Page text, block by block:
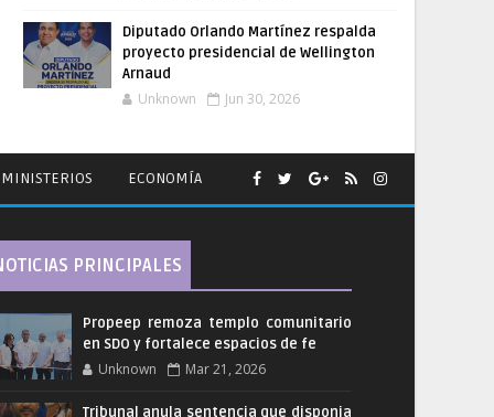
Diputado Orlando Martínez respalda
proyecto presidencial de Wellington
Arnaud
Unknown Jun 30, 2026
MINISTERIOS ECONOMÍA
PRINCIPALES
Propeep remoza templo comunitario
en SDO y fortalece espacios de fe
Unknown Mar 21, 2026
Tribunal anula sentencia que disponia